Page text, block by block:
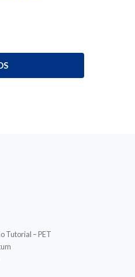
Tutorial – PET